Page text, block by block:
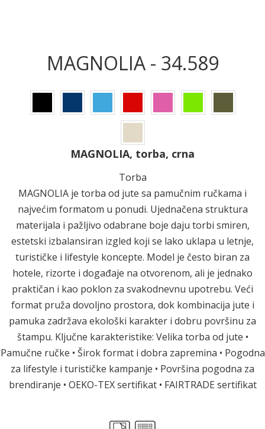
MAGNOLIA - 34.589
MAGNOLIA, torba, crna
Torba
MAGNOLIA je torba od jute sa pamučnim ručkama i
najvećim formatom u ponudi. Ujednačena struktura
materijala i pažljivo odabrane boje daju torbi smiren,
estetski izbalansiran izgled koji se lako uklapa u letnje,
turističke i lifestyle koncepte. Model je često biran za
hotele, rizorte i događaje na otvorenom, ali je jednako
praktičan i kao poklon za svakodnevnu upotrebu. Veći
format pruža dovoljno prostora, dok kombinacija jute i
pamuka zadržava ekološki karakter i dobru površinu za
štampu. Ključne karakteristike: Velika torba od jute •
Pamučne ručke • Širok format i dobra zapremina • Pogodna
za lifestyle i turističke kampanje • Površina pogodna za
brendiranje • OEKO-TEX sertifikat • FAIRTRADE sertifikat